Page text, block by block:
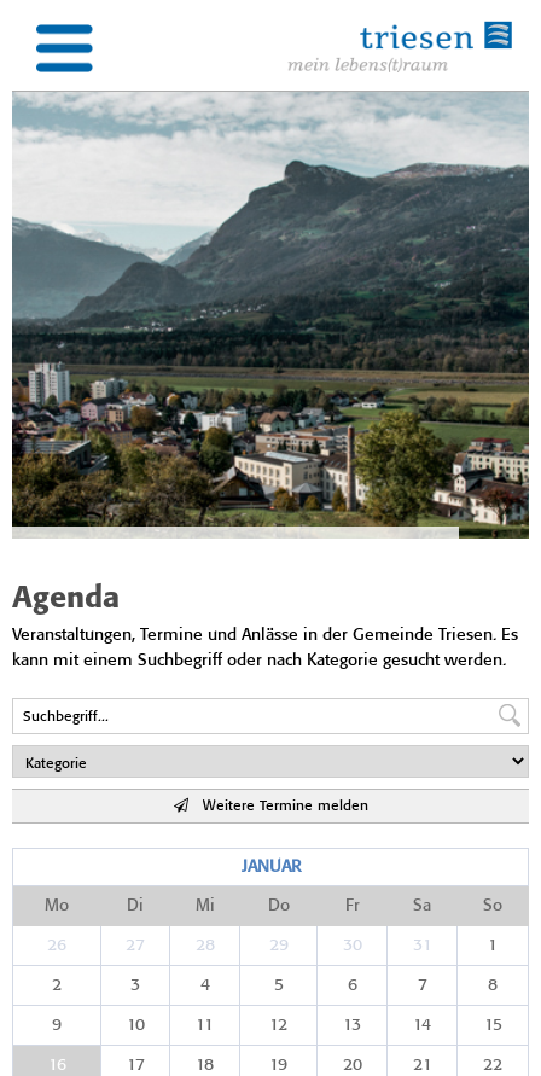
Agenda
Veranstaltungen, Termine und Anlässe in der Gemeinde Triesen. Es
kann mit einem Suchbegriff oder nach Kategorie gesucht werden.
Weitere Termine melden
JANUAR
Mo Di Mi Do Fr Sa So
26 27 28 29 30 31 1
2 3 4 5 6 7 8
9 10 11 12 13 14 15
16 17 18 19 20 21 22